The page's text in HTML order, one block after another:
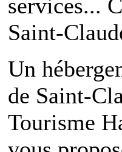
services...
Saint-
Un
de Saint-
Tourisme